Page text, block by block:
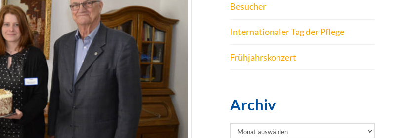
Besucher
Internationaler Tag der Pflege
Frühjahrskonzert
Archiv
Archiv